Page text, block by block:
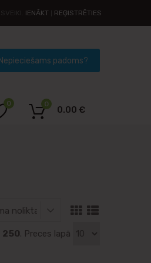
IENĀKT REĢISTRĒTIES
0
0.00 €
0
250. Preces lapā